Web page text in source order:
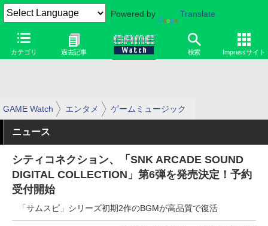
Powered by Translate
カテゴリ 過去記事 検索 Impressサイト
GAME Watch エンタメ ゲームミュージック
ニュース
シティコネクション、「SNK ARCADE SOUND
DIGITAL COLLECTION」第6弾を発売決定！予約
受付開始
「サムスピ」シリーズ初期2作のBGMが高品質で復活